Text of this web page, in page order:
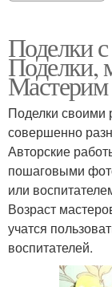
Поделки
Поделки,
Мастерим
Поделки своими
совершенно
Авторские
пошаговыми
или
Возраст
учатся
воспитателей.